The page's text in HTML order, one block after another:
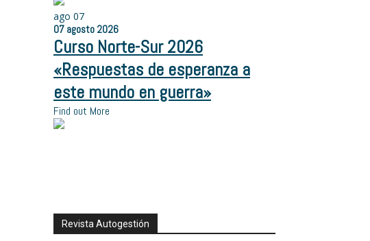
ago 07
07 agosto 2026
Curso Norte-Sur 2026
«Respuestas de esperanza a
este mundo en guerra»
Find out More
Revista Autogestión